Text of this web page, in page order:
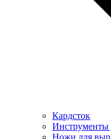
Кардсток
Инструменты
Ножи для